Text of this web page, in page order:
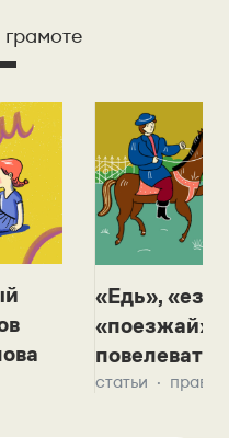
грамоте
«Едь»,
«поезжай»?
повелевать
статьи